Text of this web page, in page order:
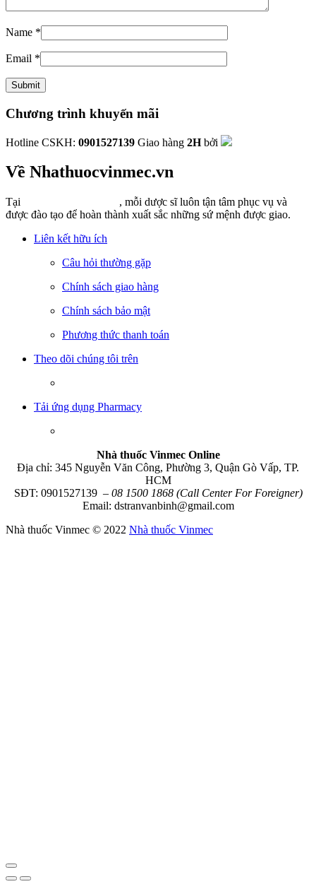
Name *
Email *
Chương trình khuyến mãi
Hotline CSKH: 0901527139 Giao hàng 2Hbởi
Về Nhathuocvinmec.vn
Tại
, mỗi dược sĩ luôn tận tâm phục vụ và
được đào tạo để hoàn thành xuất sắc những sứ mệnh được giao.
Liên kết hữu ích
Câu hỏi thường gặp
Chính sách giao hàng
Chính sách bảo mật
Phương thức thanh toán
Theo dõi chúng tôi trên
Tải ứng dụng Pharmacy
Nhà thuốc Vinmec Online
Địa chỉ: 345 Nguyễn Văn Công, Phường 3, Quận Gò Vấp, TP.
HCM
SĐT: 0901527139 – 08 1500 1868 (Call Center For Foreigner)
Email: dstranvanbinh@gmail.com
Nhà thuốc Vinmec © 2022 Nhà thuốc Vinmec